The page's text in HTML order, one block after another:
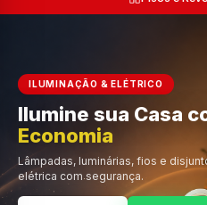
ILUMINAÇÃO & ELÉTRICO
Ilumine sua Casa
Economia
Lâmpadas, luminárias, fios e
elétrica com segurança.
Trabalho
Cor